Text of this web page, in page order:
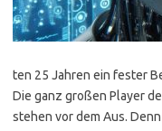
ten 25 Jahren ein fester
Die ganz großen Player
stehen vor dem Aus.